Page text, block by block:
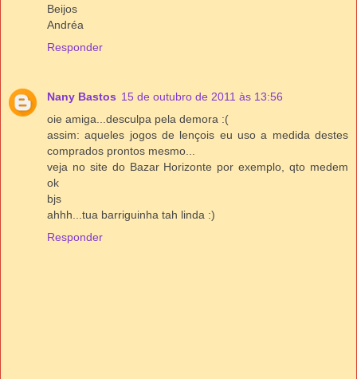
Beijos
Andréa
Responder
Nany Bastos 15 de outubro de 2011 às 13:56
oie amiga...desculpa pela demora :(
assim: aqueles jogos de lençois eu uso a medida destes
comprados prontos mesmo...
veja no site do Bazar Horizonte por exemplo, qto medem
ok
bjs
ahhh...tua barriguinha tah linda :)
Responder